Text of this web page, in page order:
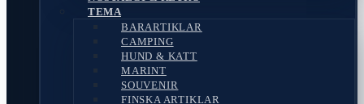
TEMA
BARARTIKLAR
CAMPING
HUND & KATT
MARINT
SOUVENIR
FINSKA ARTIKLAR